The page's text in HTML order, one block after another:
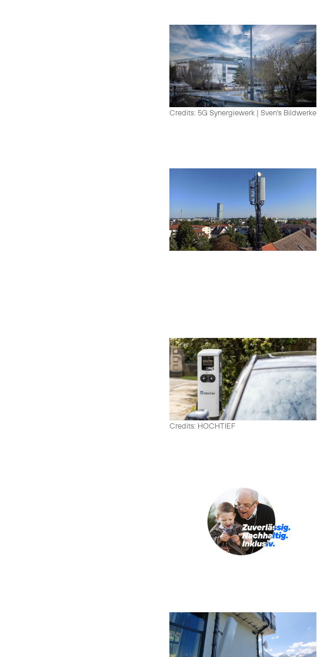
Credits: 5G Synergiewerk | Sven's Bildwerke
Credits: HOCHTIEF